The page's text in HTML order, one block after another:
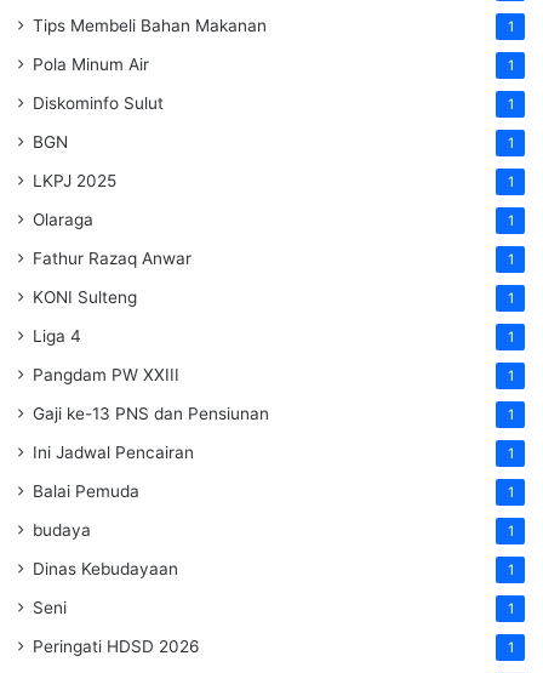
Tips Membeli Bahan Makanan 1
Pola Minum Air 1
Diskominfo Sulut 1
BGN 1
LKPJ 2025 1
Olaraga 1
Fathur Razaq Anwar 1
KONI Sulteng 1
Liga 4 1
Pangdam PW XXIII 1
Gaji ke-13 PNS dan Pensiunan 1
Ini Jadwal Pencairan 1
Balai Pemuda 1
budaya 1
Dinas Kebudayaan 1
Seni 1
Peringati HDSD 2026 1